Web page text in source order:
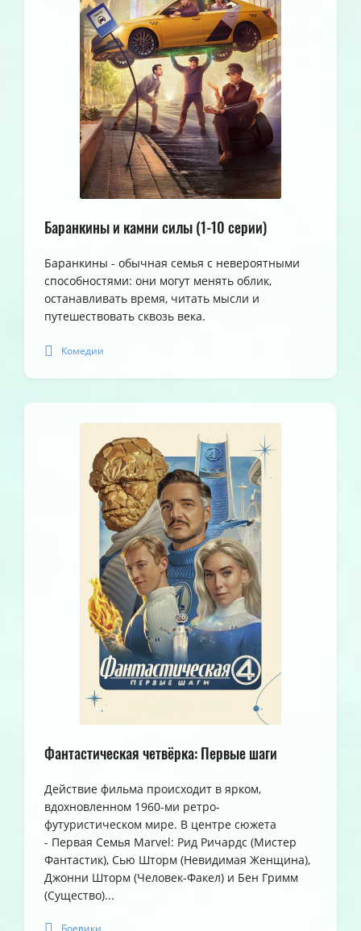
Баранкины и камни силы (1-10 серии)
Баранкины - обычная семья с невероятными
способностями: они могут менять облик,
останавливать время, читать мысли и
путешествовать сквозь века.
Комедии
Фантастическая четвёрка: Первые шаги
Действие фильма происходит в ярком,
вдохновленном 1960-ми ретро-
футуристическом мире. В центре сюжета
- Первая Семья Marvel: Рид Ричардс (Мистер
Фантастик), Сью Шторм (Невидимая Женщина),
Джонни Шторм (Человек-Факел) и Бен Гримм
(Существо)...
Боевики